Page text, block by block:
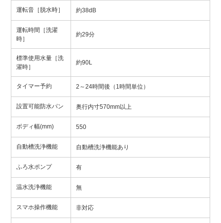
運転音［脱水時］ 約38dB
運転時間［洗濯
時］
約29分
標準使用水量［洗
濯時］
約90L
タイマー予約 2～24時間後（1時間単位）
設置可能防水パン 奥行内寸570mm以上
ボディ幅(mm) 550
自動槽洗浄機能 自動槽洗浄機能あり
ふろ水ポンプ 有
温水洗浄機能 無
スマホ操作機能 非対応